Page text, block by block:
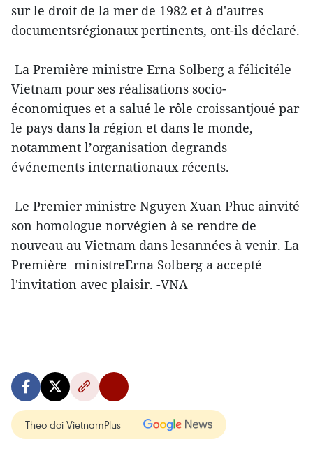
sur le droit de la mer de 1982 et à d'autres
documentsrégionaux pertinents, ont-ils déclaré.
La Première ministre Erna Solberg a félicitéle
Vietnam pour ses réalisations socio-
économiques et a salué le rôle croissantjoué par
le pays dans la région et dans le monde,
notamment l’organisation degrands
événements internationaux récents.
Le Premier ministre Nguyen Xuan Phuc ainvité
son homologue norvégien à se rendre de
nouveau au Vietnam dans lesannées à venir. La
Première ministreErna Solberg a accepté
l'invitation avec plaisir. -VNA
Theo dõi VietnamPlus